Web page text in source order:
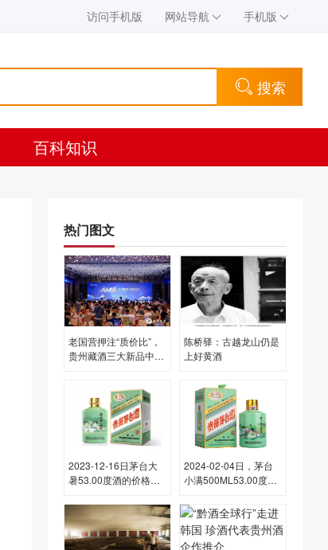
访问手机版 网站导航 手机版
搜索
百科知识
热门图文
老国营押注“质价比”，
贵州藏酒三大新品中酒
陈桥驿：古越龙山仍是
上好黄酒
2023-12-16日茅台大
暑53.00度酒的价格，
4,300一瓶
2024-02-04日，茅台
小满500ML53.00度酒